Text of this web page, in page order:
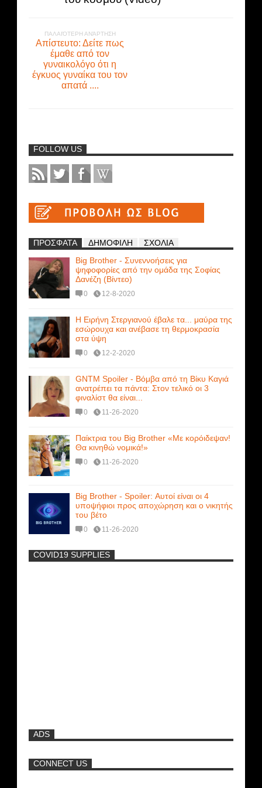
ΠΑΛΑΙΌΤΕΡΗ ΑΝΆΡΤΗΣΗ
Απίστευτο: Δείτε πως
έμαθε από τον
γυναικολόγο ότι η
έγκυος γυναίκα του τον
απατά ....
FOLLOW US
ΠΡΟΣΦΑΤΑ ΔΗΜΟΦΙΛΗ
ΣΧΟΛΙΑ
Big Brother - Συνεννοήσεις για
ψηφοφορίες από την ομάδα της Σοφίας
Δανέζη (Βίντεο)
0 12-8-2020
Η Ειρήνη Στεργιανού έβαλε τα... μαύρα της
εσώρουχα και ανέβασε τη θερμοκρασία
στα ύψη
0 12-2-2020
GNTM Spoiler - Βόμβα από τη Βίκυ Καγιά
ανατρέπει τα πάντα: Στον τελικό οι 3
φιναλίστ θα είναι...
0 11-26-2020
Παίκτρια του Big Brother «Με κορόιδεψαν!
Θα κινηθώ νομικά!»
0 11-26-2020
Big Brother - Spoiler: Αυτοί είναι οι 4
υποψήφιοι προς αποχώρηση και ο νικητής
του βέτο
0 11-26-2020
σφαλιάρες έξω από την πισίνα
-
COVID19 SUPPLIES
ADS
CONNECT US